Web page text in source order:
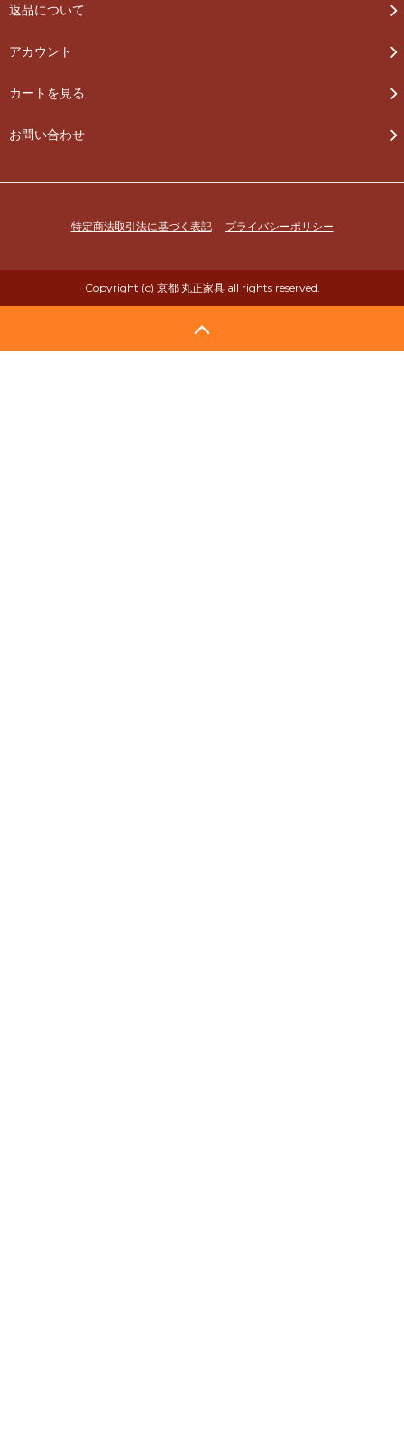
返品について
アカウント
カートを見る
お問い合わせ
特定商法取引法に基づく表記 プライバシーポリシー
Copyright (c) 京都 丸正家具 all rights reserved.